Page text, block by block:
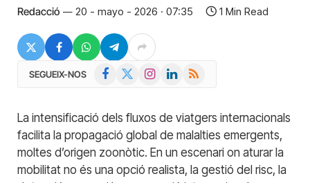
Redacció 20 - mayo - 2026 · 07:35 1 Min Read
SEGUEIX-NOS Facebook InstagramLinkedIn
RSS
La intensificació dels fluxos de viatgers internacionals
facilita la propagació global de malalties emergents,
moltes d’origen zoonòtic. En un escenari on aturar la
mobilitat no és una opció realista, la gestió del risc, la